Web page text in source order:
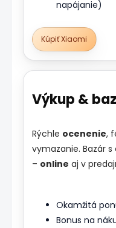
napájanie)
Kúpiť Xiaomi
Výkup &
Rýchle ocenenie,
vymazanie. Bazár
– online aj v
Okamžitá
Bonus na